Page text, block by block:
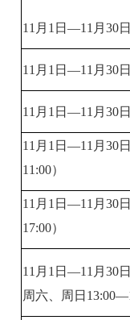
11月1日—11月30
11月1日—11月30
11月1日—11月30
11月1日—11月30
11:00）
11月1日—11月30
17:00）
11月1日—11月30
周六、周日